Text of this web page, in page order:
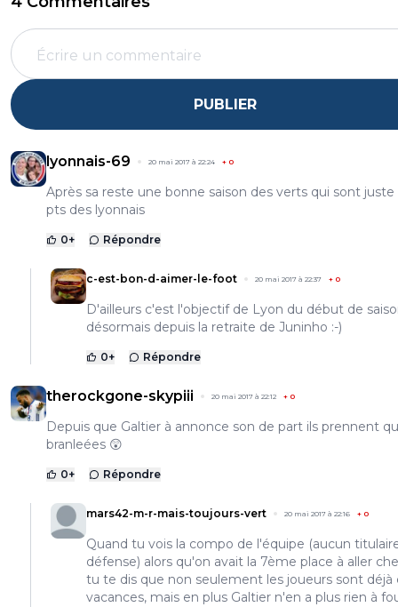
PUBLIER
lyonnais-69 20 mai 2017 à 22:24 + 0
Après sa reste une bonne saison des verts qui sont juste
pts des lyonnais
0+ Répondre
c-est-bon-d-aimer-le-foot 20 mai 2017 à 22:37 + 0
D'ailleurs c'est l'objectif de Lyon du début de
désormais depuis la retraite de Juninho :-)
0+ Répondre
therockgone-skypiii 20 mai 2017 à 22:12 + 0
Depuis que Galtier à annonce son de part ils prennent
branleées 😲
0+ Répondre
mars42-m-r-mais-toujours-vert 20 mai 2017 à 22:16 + 0
Quand tu vois la compo de l'équipe (aucun
défense) alors qu'on avait la 7ème place à aller
tu te dis que non seulement les joueurs sont déjà
vacances, mais en plus Galtier n'en a plus rien à